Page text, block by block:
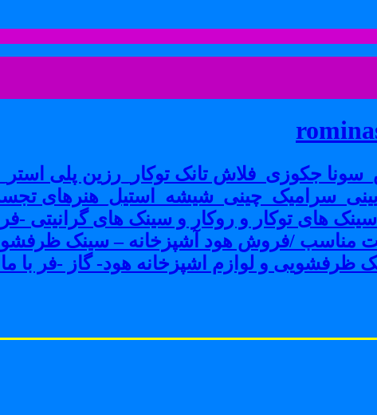
جکوزی_فلاش تانک توکار_رزین پلی
توکار و روکار و سینک های گرانیتی -
مناسب /فروش هود آشپزخانه – سینک
و لوازم اشپزخانه هود- گاز -فر با